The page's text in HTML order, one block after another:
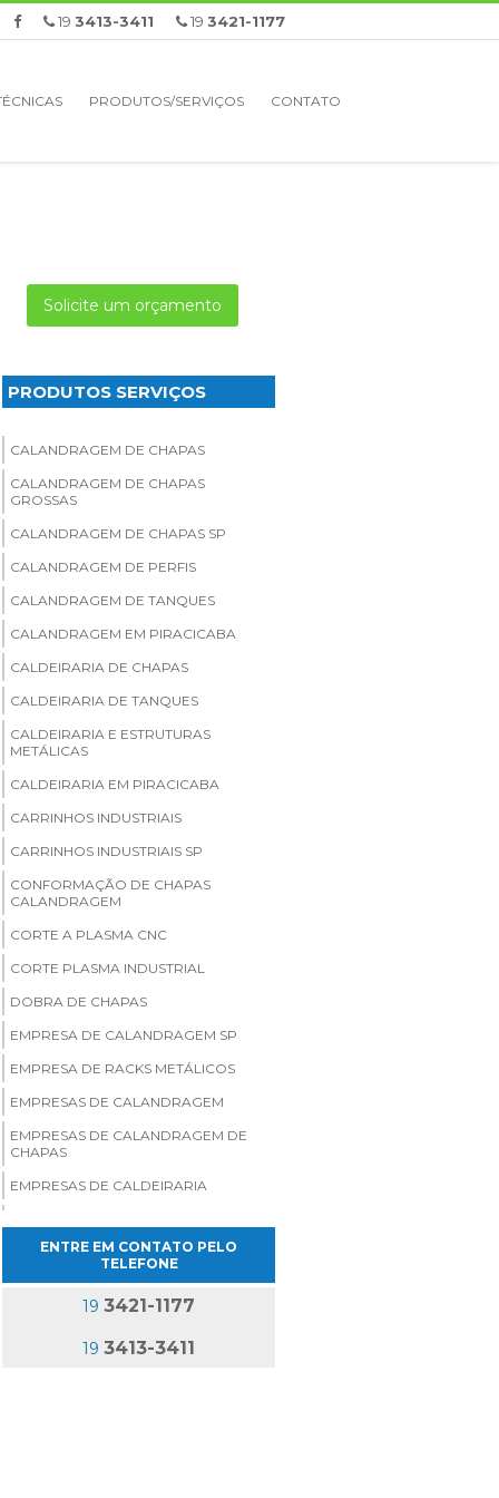
19 3421-1177
19 3413-3411
PRODUTOS/SERVIÇOS CONTATO
Solicite um orçamento
PRODUTOS SERVIÇOS
CALANDRAGEM DE CHAPAS
CALANDRAGEM DE CHAPAS
GROSSAS
CALANDRAGEM DE CHAPAS SP
CALANDRAGEM DE PERFIS
CALANDRAGEM DE TANQUES
CALANDRAGEM EM PIRACICABA
CALDEIRARIA DE CHAPAS
CALDEIRARIA DE TANQUES
CALDEIRARIA E ESTRUTURAS
METÁLICAS
CALDEIRARIA EM PIRACICABA
CARRINHOS INDUSTRIAIS
CARRINHOS INDUSTRIAIS SP
CONFORMAÇÃO DE CHAPAS
CALANDRAGEM
CORTE A PLASMA CNC
CORTE PLASMA INDUSTRIAL
DOBRA DE CHAPAS
EMPRESA DE CALANDRAGEM SP
EMPRESA DE RACKS METÁLICOS
EMPRESAS DE CALANDRAGEM
EMPRESAS DE CALANDRAGEM DE
CHAPAS
EMPRESAS DE CALDEIRARIA
FABRICA DE CARRINHOS
FABRICA DE RACKS METÁLICOS
METÁLICOS
ENTRE EM CONTATO PELO
TELEFONE
19 3421-1177
19 3413-3411